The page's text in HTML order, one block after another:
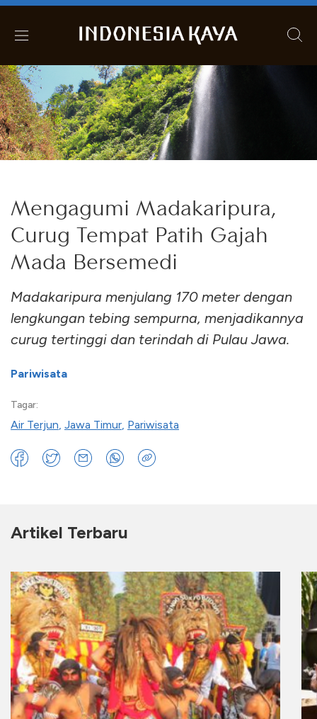
Mengagumi Madakaripura,
Curug Tempat Patih Gajah
Mada Bersemedi
Madakaripura menjulang 170 meter dengan
lengkungan tebing sempurna, menjadikannya
curug tertinggi dan terindah di Pulau Jawa.
Pariwisata
Tagar:
Air Terjun, Jawa Timur, Pariwisata
Artikel Terbaru